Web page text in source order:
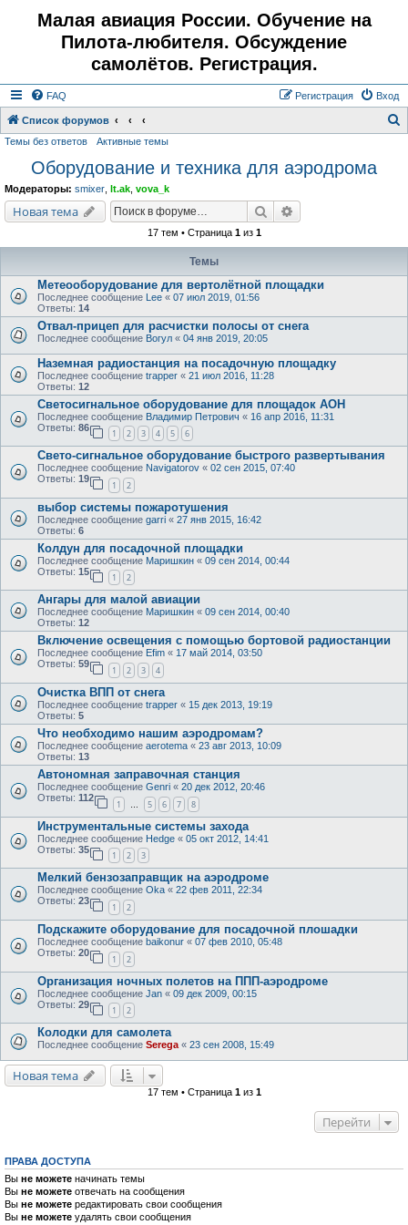
Малая авиация России. Обучение на
Пилота-любителя. Обсуждение
самолётов. Регистрация.
FAQ Вход
Регистрация
Список форумов
Темы без ответов Активные темы
Оборудование и техника для аэродрома
Модераторы: smixer lt.ak vova_k
Новая тема Поиск
17 тем • Страница 1из 1
Темы
Метеооборудование для вертолётной площадки
Последнее сообщение Lee « 07 июл 2019, 01:56
Ответы: 14
Отвал-прицеп для расчистки полосы от снега
Последнее сообщение Вогул « 04 янв 2019, 20:05
Наземная радиостанция на посадочную площадку
Последнее сообщение trapper « 21 июл 2016, 11:28
Ответы: 12
Светосигнальное оборудование для площадок АОН
Последнее сообщение Владимир Петрович « 16 апр 2016, 11:31
Ответы: 86
1 2 3 4 5 6
Свето-сигнальное оборудование быстрого развертывания
Последнее сообщение Navigatorov « 02 сен 2015, 07:40
Ответы: 19
1 2
выбор системы пожаротушения
Последнее сообщение garri « 27 янв 2015, 16:42
Ответы: 6
Колдун для посадочной площадки
Последнее сообщение Маришкин « 09 сен 2014, 00:44
Ответы: 15
1 2
Ангары для малой авиации
Последнее сообщение Маришкин « 09 сен 2014, 00:40
Ответы: 12
Включение освещения с помощью бортовой радиостанции
Последнее сообщение Efim « 17 май 2014, 03:50
Ответы: 59
1 2 3 4
Очистка ВПП от снега
Последнее сообщение trapper « 15 дек 2013, 19:19
Ответы: 5
Что необходимо нашим аэродромам?
Последнее сообщение aerotema « 23 авг 2013, 10:09
Ответы: 13
Автономная заправочная станция
Последнее сообщение Genri « 20 дек 2012, 20:46
Ответы: 112
1 … 5 6 7 8
Инструментальные системы захода
Последнее сообщение Hedge « 05 окт 2012, 14:41
Ответы: 35
1 2 3
Мелкий бензозаправщик на аэродроме
Последнее сообщение Oka « 22 фев 2011, 22:34
Ответы: 23
1 2
Подскажите оборудование для посадочной плошадки
Последнее сообщение baikonur « 07 фев 2010, 05:48
Ответы: 20
1 2
Организация ночных полетов на ППП-аэродроме
Последнее сообщение Jan « 09 дек 2009, 00:15
Ответы: 29
1 2
Колодки для самолета
Последнее сообщение Serega « 23 сен 2008, 15:49
Новая тема
17 тем • Страница 1из 1
Перейти
ПРАВА ДОСТУПА
Вы не можете начинать темы
Вы не можете отвечать на сообщения
Вы не можете редактировать свои сообщения
Вы не можете удалять свои сообщения